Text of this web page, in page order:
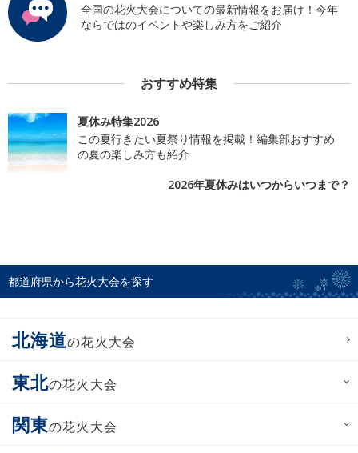
全国の花火大会についての最新情報をお届け！今年
ならではのイベントや楽しみ方をご紹介
おすすめ特集
夏休み特集2026
この夏行きたい夏祭り情報を掲載！編集部おすすめ
の夏の楽しみ方も紹介
2026年夏休みはいつからいつまで？
都道府県から花火大会を探す
北海道の花火大会
東北の花火大会
関東の花火大会